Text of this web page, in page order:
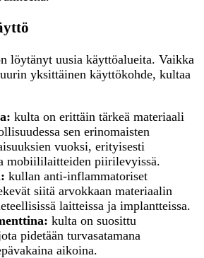
löytänyt uusia käyttöalueita. Vaikka
yksittäinen käyttökohde, kultaa
kulta on erittäin tärkeä materiaali
sen erinomaisten
vuoksi, erityisesti
mobiililaitteiden piirilevyissä.
kullan anti-inflammatoriset
siitä arvokkaan materiaalin
laitteissa ja implantteissa.
kulta on suosittu
pidetään turvasatamana
aikoina.